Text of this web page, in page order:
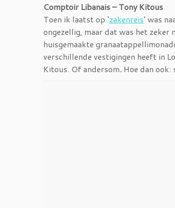
Comptoir Libanais – Tony Kitous
Toen ik laatst op ‘zakenreis‘ was
ongezellig, maar dat was het
huisgemaakte
verschillende vestigingen heeft in
Kitous. Of andersom. Hoe dan ook: